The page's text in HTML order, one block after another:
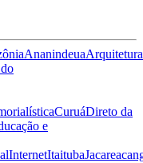
AnanindeuaArquitetura
CuruáDireto da
e
InternetItaituba